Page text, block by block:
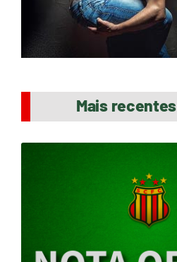
Mais recentes